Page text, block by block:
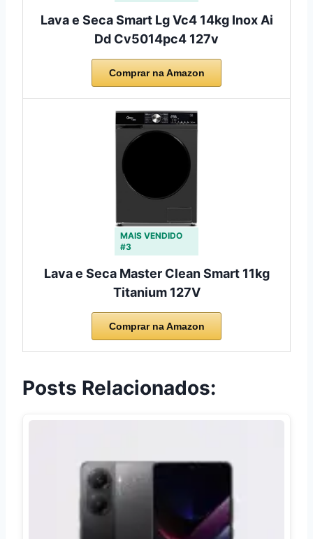
Lava e Seca Smart Lg Vc4 14kg Inox Ai
Dd Cv5014pc4 127v
Comprar na Amazon
MAIS VENDIDO
#3
Lava e Seca Master Clean Smart 11kg
Titanium 127V
Comprar na Amazon
Posts Relacionados: